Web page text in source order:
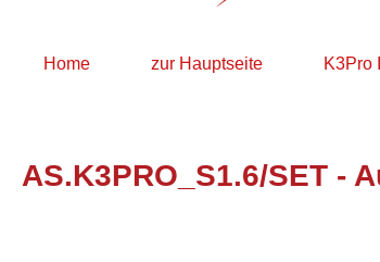
Home zur Hauptseite K3Pro
AS.K3PRO_S1.6/SET -